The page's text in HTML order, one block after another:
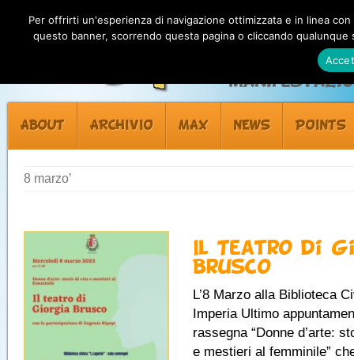
ABOUT ARCHIVIO MAX NEWS POINTS
8 marzo’
Il Teatro di
Brusco
L’8 Marzo alla Biblioteca
Imperia Ultimo
rassegna “Donne d’arte:
e mestieri al femminile”
Per offrirti un'esperienza di navigazione ottimizzata e in linea
questo banner, scorrendo questa pagina o cliccando